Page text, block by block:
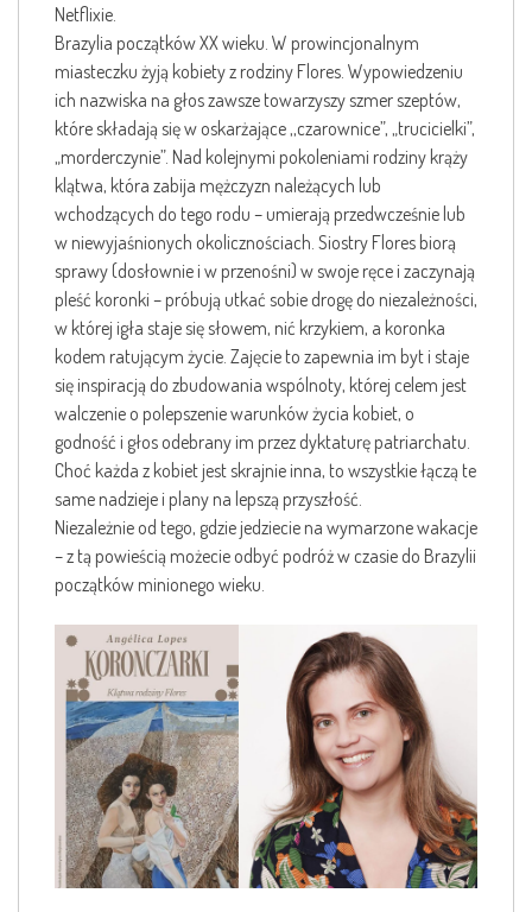
Netflixie.
Brazylia początków XX wieku. W prowincjonalnym
miasteczku żyją kobiety z rodziny Flores. Wypowiedzeniu
ich nazwiska na głos zawsze towarzyszy szmer szeptów,
które składają się w oskarżające ,,czarownice”, „trucicielki”,
„morderczynie”. Nad kolejnymi pokoleniami rodziny krąży
klątwa, która zabija mężczyzn należących lub
wchodzących do tego rodu – umierają przedwcześnie lub
w niewyjaśnionych okolicznościach. Siostry Flores biorą
sprawy (dosłownie i w przenośni) w swoje ręce i zaczynają
pleść koronki – próbują utkać sobie drogę do niezależności,
w której igła staje się słowem, nić krzykiem, a koronka
kodem ratującym życie. Zajęcie to zapewnia im byt i staje
się inspiracją do zbudowania wspólnoty, której celem jest
walczenie o polepszenie warunków życia kobiet, o
godność i głos odebrany im przez dyktaturę patriarchatu.
Choć każda z kobiet jest skrajnie inna, to wszystkie łączą te
same nadzieje i plany na lepszą przyszłość.
Niezależnie od tego, gdzie jedziecie na wymarzone wakacje
– z tą powieścią możecie odbyć podróż w czasie do Brazylii
początków minionego wieku.